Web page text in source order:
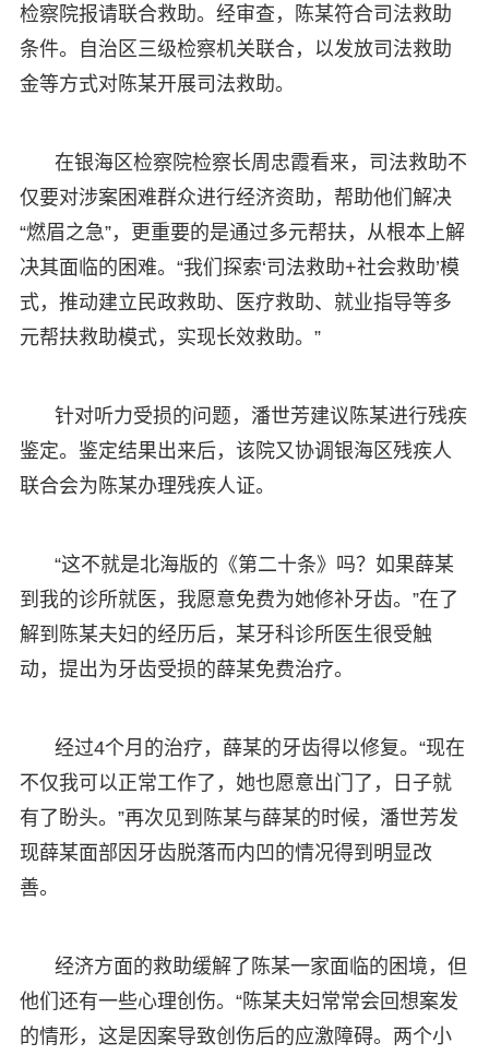
检察院报请联合救助。经审查，陈某符合司法救助
条件。自治区三级检察机关联合，以发放司法救助
金等方式对陈某开展司法救助。
在银海区检察院检察长周忠霞看来，司法救助不
仅要对涉案困难群众进行经济资助，帮助他们解决
“燃眉之急”，更重要的是通过多元帮扶，从根本上解
决其面临的困难。“我们探索‘司法救助+社会救助’模
式，推动建立民政救助、医疗救助、就业指导等多
元帮扶救助模式，实现长效救助。”
针对听力受损的问题，潘世芳建议陈某进行残疾
鉴定。鉴定结果出来后，该院又协调银海区残疾人
联合会为陈某办理残疾人证。
“这不就是北海版的《第二十条》吗？如果薛某
到我的诊所就医，我愿意免费为她修补牙齿。”在了
解到陈某夫妇的经历后，某牙科诊所医生很受触
动，提出为牙齿受损的薛某免费治疗。
经过4个月的治疗，薛某的牙齿得以修复。“现在
不仅我可以正常工作了，她也愿意出门了，日子就
有了盼头。”再次见到陈某与薛某的时候，潘世芳发
现薛某面部因牙齿脱落而内凹的情况得到明显改
善。
经济方面的救助缓解了陈某一家面临的困境，但
他们还有一些心理创伤。“陈某夫妇常常会回想案发
的情形，这是因案导致创伤后的应激障碍。两个小